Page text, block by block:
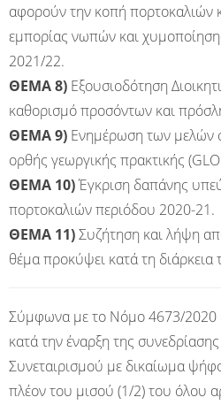
αφορούν την κοπή πορτοκαλιών
εμπορίας νωπών και
2021/22.
ΘΕΜΑ 8) Εξουσιοδότηση
καθορισμό προσόντων και
ΘΕΜΑ 9) Ενημέρωση των μελών
ορθής γεωργικής πρακτικής
ΘΕΜΑ 10)Έγκριση δαπάνης
πορτοκαλιών περιόδου 2020-21.
ΘΕΜΑ 11)Συζήτηση και λήψη
θέμα προκύψει κατά τη διάρκεια
Σύμφωνα με το Νόμο 4673/2020
κατά την έναρξη της
Συνεταιρισμού με δικαίωμα
πλέον του μισού (1/2) του όλου